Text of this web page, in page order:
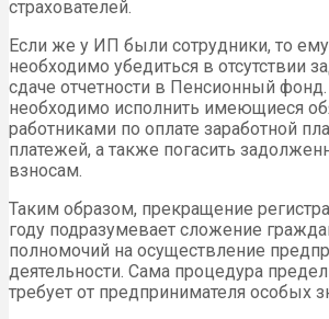
страхователей.
Если же у ИП были сотрудники, то
необходимо убедиться в отсутствии
сдаче отчетности в Пенсионный
необходимо исполнить имеющиеся
работниками по оплате заработной
платежей, а также погасить
взносам.
Таким образом, прекращение
году подразумевает сложение
полномочий на осуществление
деятельности. Сама процедура
требует от предпринимателя особых